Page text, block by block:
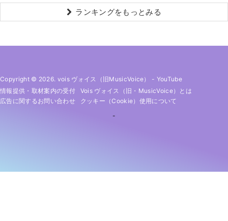
ランキングをもっとみる
Copyright © 2026. vois ヴォイス（旧MusicVoice） - YouTube
情報提供・取材案内の受付
Vois ヴォイス（旧・MusicVoice）とは
広告に関するお問い合わせ
クッキー（cookie）使用について
-